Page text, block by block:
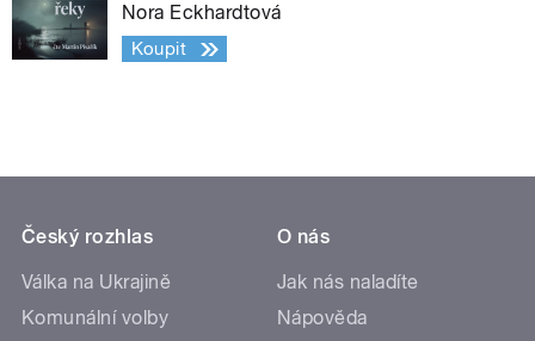
Nora Eckhardtová
Koupit
Český rozhlas
Válka na Ukrajině
Komunální volby
O nás
Jak nás naladíte
Nápověda